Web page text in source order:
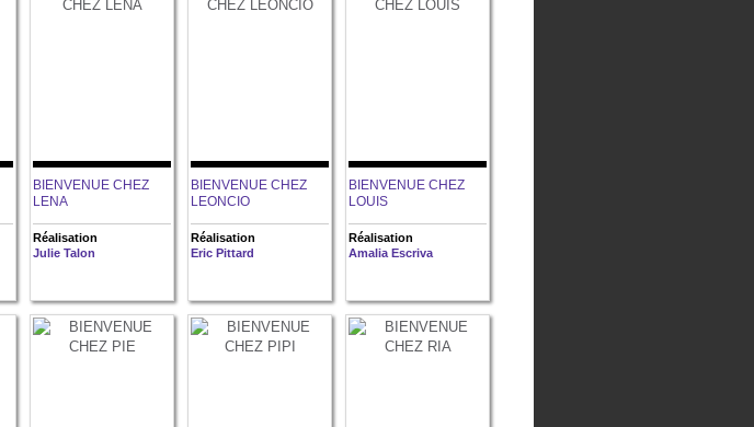
BIENVENUE CHEZ
LENA
Réalisation
Julie Talon
BIENVENUE CHEZ
LEONCIO
Réalisation
Eric Pittard
BIENVENUE CHEZ
LOUIS
Réalisation
Amalia Escriva